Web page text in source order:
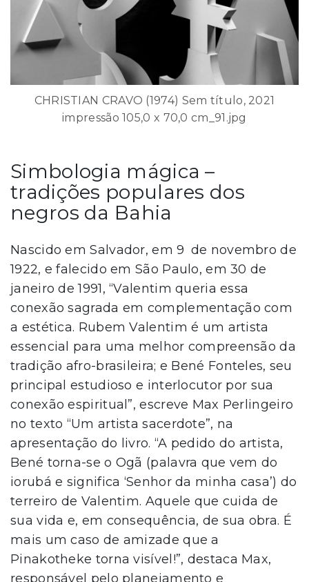
CHRISTIAN CRAVO (1974) Sem título, 2021
impressão 105,0 x 70,0 cm_91.jpg
Simbologia mágica –
tradições populares dos
negros da Bahia
Nascido em Salvador, em 9 de novembro de
1922, e falecido em São Paulo, em 30 de
janeiro de 1991, “Valentim queria essa
conexão sagrada em complementação com
a estética. Rubem Valentim é um artista
essencial para uma melhor compreensão da
tradição afro-brasileira; e Bené Fonteles, seu
principal estudioso e interlocutor por sua
conexão espiritual”, escreve Max Perlingeiro
no texto “Um artista sacerdote”, na
apresentação do livro. “A pedido do artista,
Bené torna-se o Ogã (palavra que vem do
iorubá e significa ‘Senhor da minha casa’) do
terreiro de Valentim. Aquele que cuida de
sua vida e, em consequência, de sua obra. É
mais um caso de amizade que a
Pinakotheke torna visível!”, destaca Max,
responsável pelo planejamento e